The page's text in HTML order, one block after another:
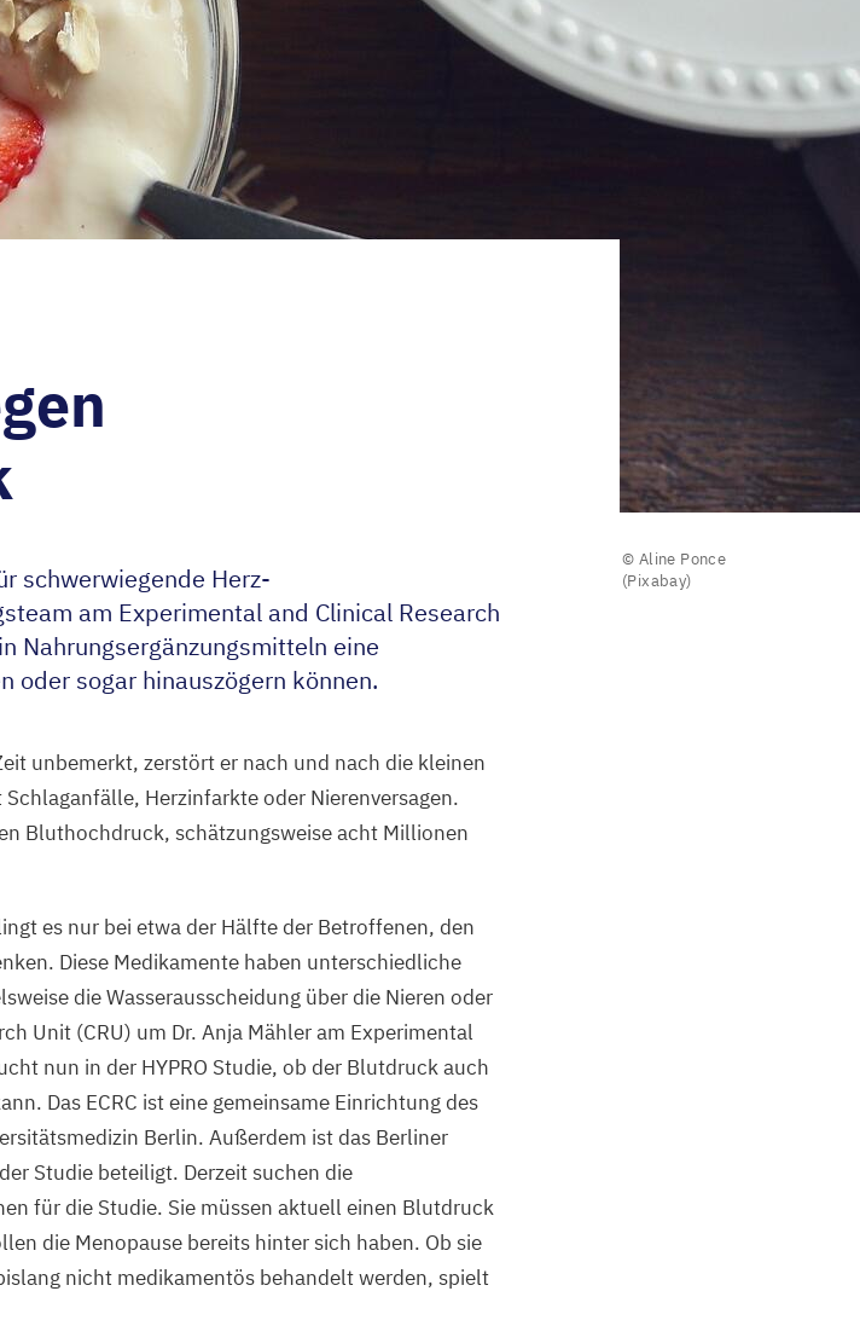
© Aline Ponce
(Pixabay)
schwerwiegende Herz-
am Experimental and Clinical Research
Nahrungsergänzungsmitteln eine
oder sogar hinauszögern können.
unbemerkt, zerstört er nach und nach die kleinen
Herzinfarkte oder Nierenversagen.
Bluthochdruck, schätzungsweise acht Millionen
es nur bei etwa der Hälfte der Betroffenen, den
Diese Medikamente haben unterschiedliche
die Wasserausscheidung über die Nieren oder
Unit (CRU) um Dr. Anja Mähler am Experimental
nun in der HYPRO Studie, ob der Blutdruck auch
Das ECRC ist eine gemeinsame Einrichtung des
Berlin. Außerdem ist das Berliner
Studie beteiligt. Derzeit suchen die
für die Studie. Sie müssen aktuell einen Blutdruck
die Menopause bereits hinter sich haben. Ob sie
nicht medikamentös behandelt werden, spielt